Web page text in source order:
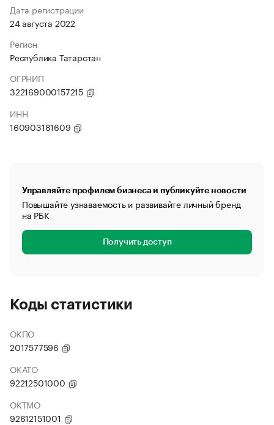
Дата регистрации
24 августа 2022
Регион
Республика Татарстан
ОГРНИП
322169000157215
ИНН
160903181609
Управляйте профилем бизнеса и публикуйте новости
Повышайте узнаваемость и развивайте личный бренд
на РБК
Получить доступ
Коды статистики
ОКПО
2017577596
ОКАТО
92212501000
ОКТМО
92612151001